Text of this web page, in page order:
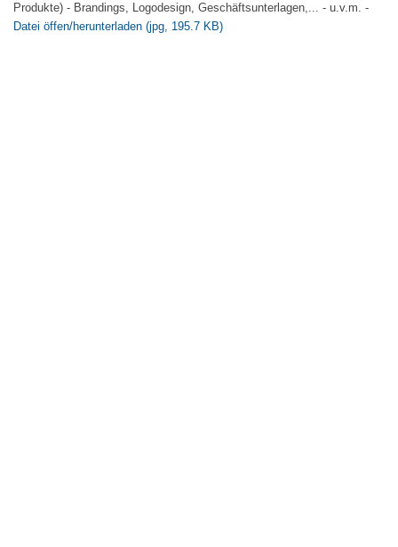
Produkte) - Brandings, Logodesign, Geschäftsunterlagen,... - u.v.m. -
Datei öffen/herunterladen (jpg, 195.7 KB)